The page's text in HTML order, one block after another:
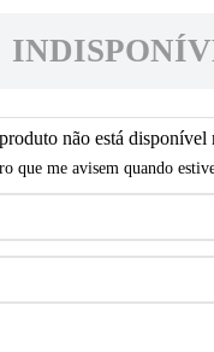
não está disponível
que me avisem quando
º
jesus santa
9º
capelinha jesus
10º medalha são